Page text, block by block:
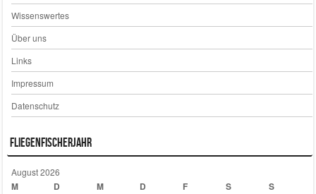
Wissenswertes
Über uns
Links
Impressum
Datenschutz
Fliegenfischerjahr
August 2026
M D M D F S S